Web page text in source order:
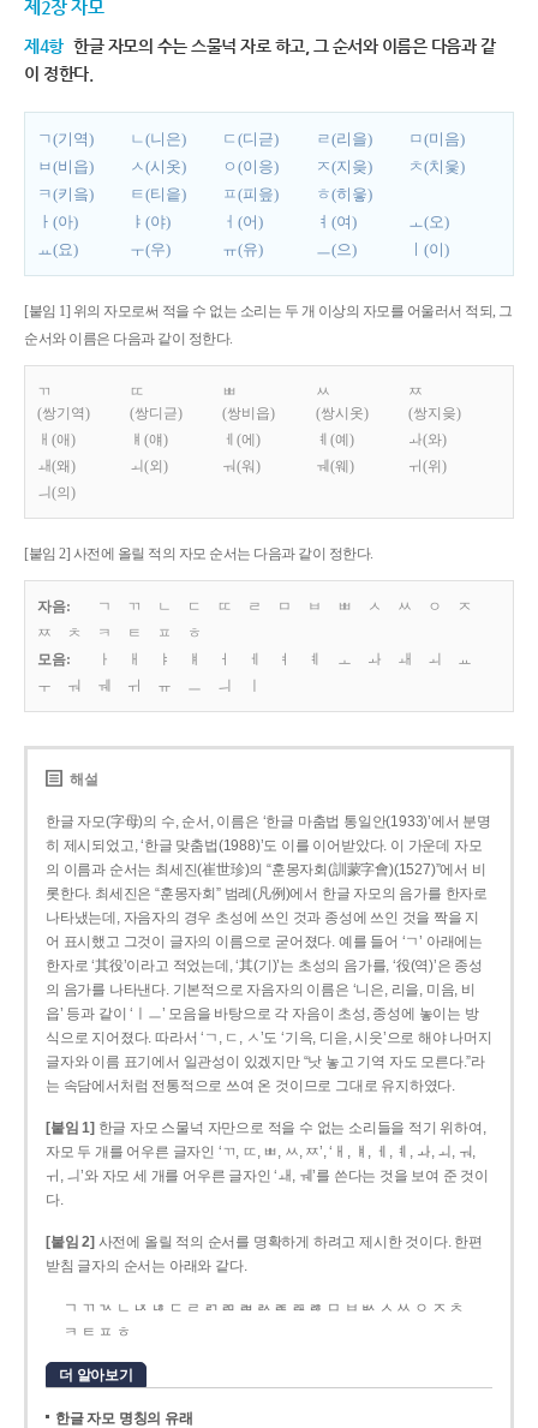
제2장 자모
제4항 한글 자모의 수는 스물넉 자로 하고, 그 순서와 이름은 다음과 같
이 정한다.
ㄱ(기역) ㄴ(니은) ㄷ(디귿) ㄹ(리을)
ㅁ(미음)
ㅂ(비읍)
ㅅ(시옷) ㅇ(이응) ㅈ(지읒)
ㅊ(치읓)
ㅋ(키읔)
ㅌ(티읕) ㅍ(피읖)
ㅎ(히읗)
ㅏ(아)
ㅑ(야) ㅓ(어) ㅕ(여)
ㅗ(오)
ㅛ(요)
ㅜ(우) ㅠ(유) ㅡ(으) ㅣ(이)
[붙임 1] 위의 자모로써 적을 수 없는 소리는 두 개 이상의 자모를 어울러서 적되, 그
순서와 이름은 다음과 같이 정한다.
ㄲ
(쌍기역)
ㄸ
(쌍디귿)
ㅃ
(쌍비읍)
ㅆ
(쌍시옷)
ㅉ
(쌍지읒)
ㅐ(애)
ㅒ(얘) ㅔ(에) ㅖ(예)
ㅘ(와)
ㅙ(왜)
ㅚ(외) ㅝ(워) ㅞ(웨)
ㅟ(위)
ㅢ(의)
[붙임 2] 사전에 올릴 적의 자모 순서는 다음과 같이 정한다.
자음: ㄱ ㄲ ㄴ ㄷ ㄸ ㄹ ㅁ ㅂ ㅃ ㅅ ㅆ ㅇ
ㅈ
ㅉ
ㅊ ㅋ ㅌ ㅍ
ㅎ
모음:
ㅏ ㅐ ㅑ ㅒ ㅓ ㅔ ㅕ ㅖ ㅗ ㅘ ㅙ ㅚ
ㅛ
ㅜ
ㅝ ㅞ ㅟ ㅠ ㅡ ㅢ
해설
한글 자모(字母)의 수, 순서, 이름은 ‘한글 마춤법 통일안(1933)’에서 분명
히 제시되었고, ‘한글 맞춤법(1988)’도 이를 이어받았다. 이 가운데 자모
의 이름과 순서는 최세진(崔世珍)의 “훈몽자회(訓蒙字會)(1527)”에서 비
롯한다. 최세진은 “훈몽자회” 범례(凡例)에서 한글 자모의 음가를 한자로
나타냈는데, 자음자의 경우 초성에 쓰인 것과 종성에 쓰인 것을 짝을 지
어 표시했고 그것이 글자의 이름으로 굳어졌다. 예를 들어 ‘ㄱ’ 아래에는
한자로 ‘其役’이라고 적었는데, ‘其(기)’는 초성의 음가를, ‘役(역)’은 종성
의 음가를 나타낸다. 기본적으로 자음자의 이름은 ‘니은, 리을, 미음, 비
읍’ 등과 같이 ‘ㅣㅡ’ 모음을 바탕으로 각 자음이 초성, 종성에 놓이는 방
식으로 지어졌다. 따라서 ‘ㄱ, ㄷ, ㅅ’도 ‘기윽, 디읃, 시읏’으로 해야 나머지
글자와 이름 표기에서 일관성이 있겠지만 “낫 놓고 기역 자도 모른다.”라
는 속담에서처럼 전통적으로 쓰여 온 것이므로 그대로 유지하였다.
[붙임 1] 한글 자모 스물넉 자만으로 적을 수 없는 소리들을 적기 위하여,
자모 두 개를 어우른 글자인 ‘ㄲ, ㄸ, ㅃ, ㅆ, ㅉ’, ‘ㅐ, ㅒ, ㅔ, ㅖ, ㅘ, ㅚ, ㅝ,
ㅟ, ㅢ’와 자모 세 개를 어우른 글자인 ‘ㅙ, ㅞ’를 쓴다는 것을 보여 준 것이
다.
[붙임 2] 사전에 올릴 적의 순서를 명확하게 하려고 제시한 것이다. 한편
받침 글자의 순서는 아래와 같다.
ㄱ ㄲ ㄳ ㄴ ㄵ ㄶ ㄷ ㄹ ㄺ ㄻ ㄼ ㄽ ㄾ ㄿ ㅀ ㅁ ㅂ ㅄ ㅅ ㅆ ㅇ ㅈ ㅊ
ㅋ ㅌ ㅍ ㅎ
더 알아보기
한글 자모 명칭의 유래